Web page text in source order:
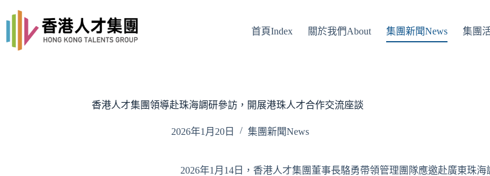
首頁Index 關於我們About 集團新聞News 集團
香港人才集團領導赴珠海調研參訪，開展港珠人才合作交流座談
2026年1月20日 集團新聞News
2026年1月14日，香港人才集團董事長駱勇帶領管理團隊應邀赴廣東珠